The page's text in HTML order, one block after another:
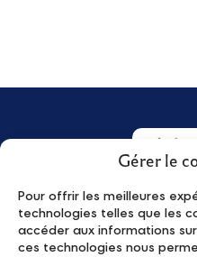
Gérer le
Pour offrir les meilleures
technologies telles que les
accéder aux informations
ces technologies nous
Qui sommes-nous ?
Young Leaders